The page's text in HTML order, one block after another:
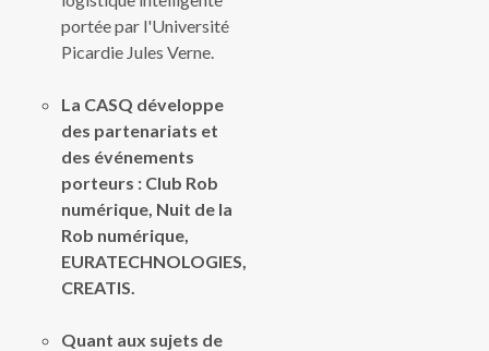
portée par l'Université
Picardie Jules Verne.
La CASQ développe
des partenariats et
des événements
porteurs : Club Rob
numérique, Nuit de la
Rob numérique,
EURATECHNOLOGIES,
CREATIS.
Quant aux sujets de